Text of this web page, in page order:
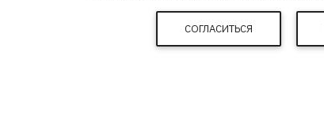
СОГЛАСИТЬСЯ